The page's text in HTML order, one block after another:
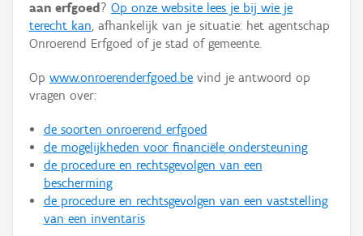
Hergebruik
Aanmelden
aan erfgoed ? Op onze website lees je bij wie je
terecht kan, afhankelijk van je situatie: het agentschap
Onroerend Erfgoed of je stad of gemeente.
Op www.onroerenderfgoed.be vind je antwoord op
vragen over:
de soorten onroerend erfgoed
de mogelijkheden voor financiële ondersteuning
de procedure en rechtsgevolgen van een
bescherming
de procedure en rechtsgevolgen van een vaststelling
van een inventaris